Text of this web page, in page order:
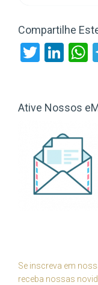
Compartilhe
Twitter
Ative Nossos
Se inscreva em
receba nossas